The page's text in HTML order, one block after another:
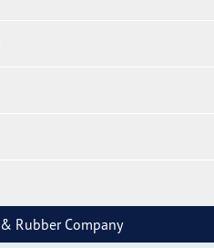
Rubber Company